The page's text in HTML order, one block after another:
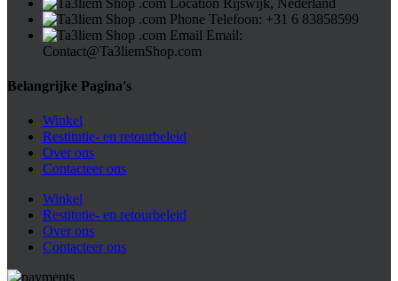
Telefoon: ⁦+31 6 83858599⁩
Email:
Contact@Ta3liemShop.com
Belangrijke Pagina's
Winkel
Restitutie- en retourbeleid
Over ons
Contacteer ons
Winkel
Restitutie- en retourbeleid
Over ons
Contacteer ons